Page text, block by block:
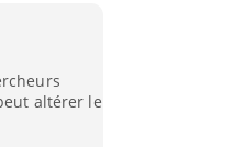
altérer le